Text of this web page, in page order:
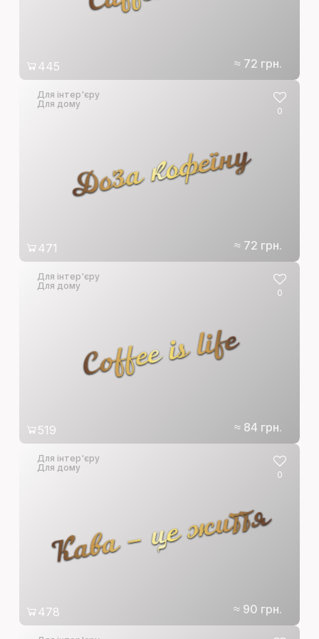
≈ 72 грн.
445
Доза кофеїну
Для інтер'єру
Для дому
≈ 72 грн.
0
471
Coffee is life
Для інтер'єру
Для дому
≈ 84 грн.
0
519
Кава – це життя
Для інтер'єру
Для дому
≈ 90 грн.
0
478